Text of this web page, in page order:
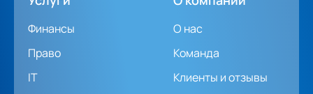
Финансы
Право
IT
О нас
Команда
Клиенты и отзывы